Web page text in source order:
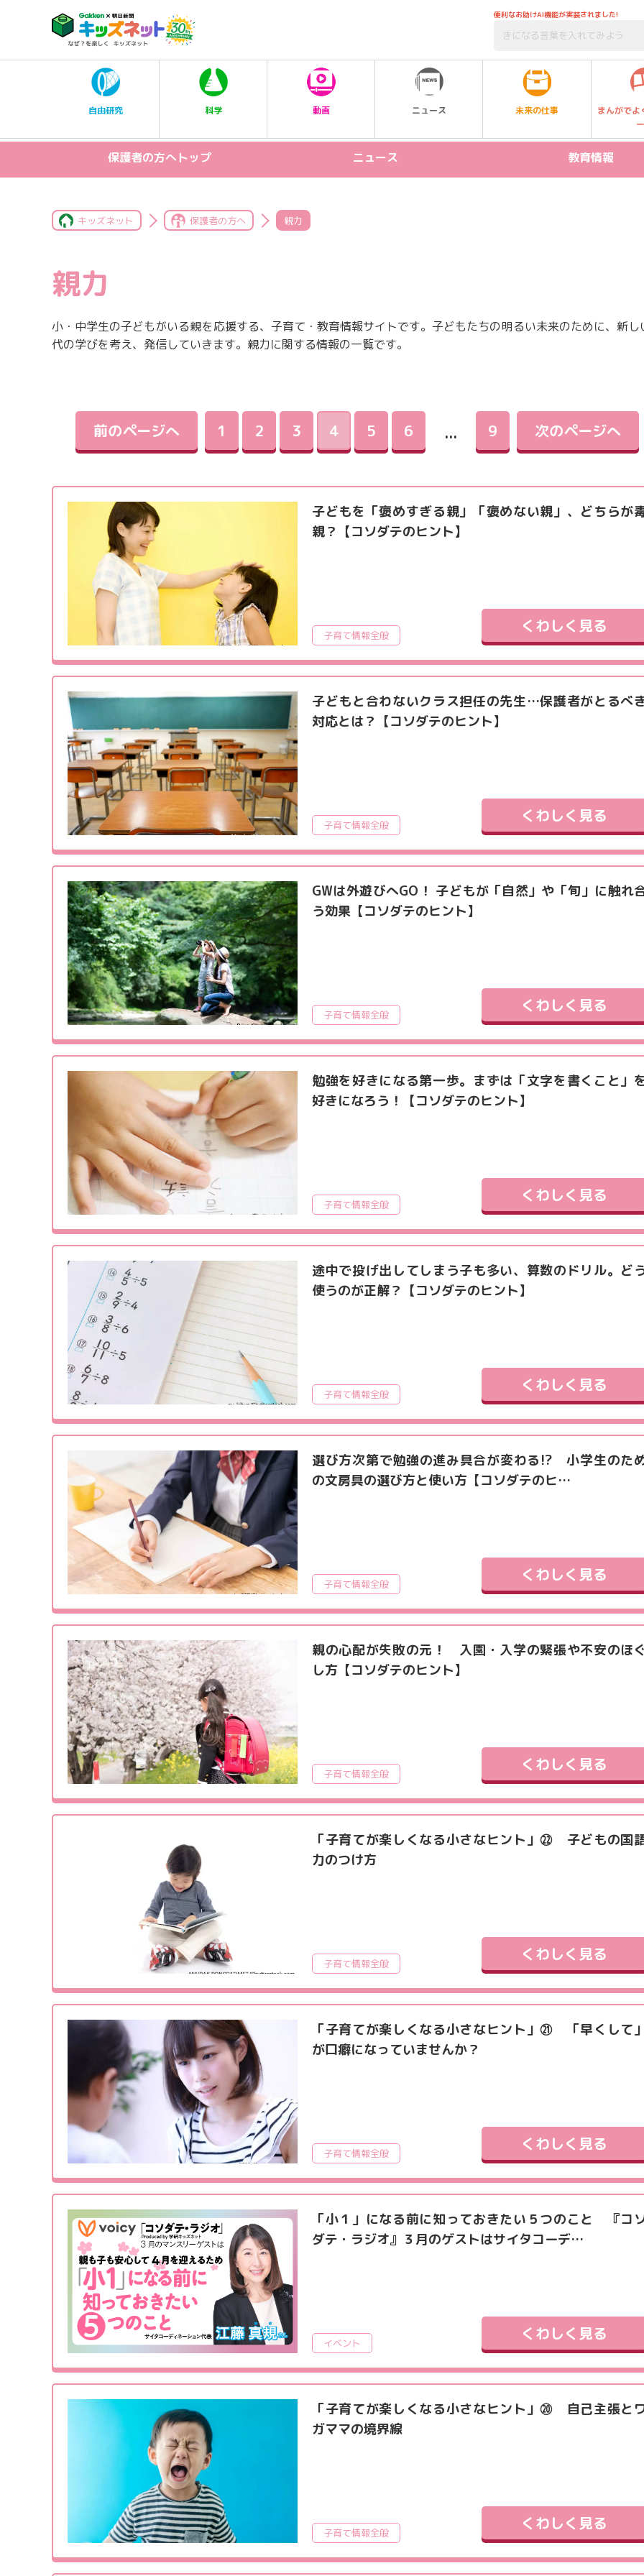
便利なお助けAI機能が実装されました!
自由研究 科学 動画 ニュース 未来の仕事
まんがでよ
保護者の方へトップ ニュース 教育情報
教育情報全般
キッズネット 保護者の方へ 親力
親力
小・中学生の子どもがいる親を応援する、子育て・教育情報サイトです。子どもたちの明るい未来のために、新し
代の学びを考え、発信していきます。親力に関する情報の一覧です。
前のページへ 1 2 3 4 5 6 ... 9 次のページへ
子どもを「褒めすぎる親」「褒めない親」、どちらが
親？【コソダテのヒント】
子育て情報全般 くわしく見る
子どもと合わないクラス担任の先生…保護者がとるべ
対応とは？【コソダテのヒント】
子育て情報全般 くわしく見る
GWは外遊びへGO！ 子どもが「自然」や「旬」に触れ
う効果【コソダテのヒント】
子育て情報全般 くわしく見る
勉強を好きになる第一歩。まずは「文字を書くこと」
好きになろう！【コソダテのヒント】
子育て情報全般 くわしく見る
途中で投げ出してしまう子も多い、算数のドリル。ど
使うのが正解？【コソダテのヒント】
子育て情報全般 くわしく見る
選び方次第で勉強の進み具合が変わる!? 小学生のた
の文房具の選び方と使い方【コソダテのヒ…
子育て情報全般 くわしく見る
親の心配が失敗の元！ 入園・入学の緊張や不安のほ
し方【コソダテのヒント】
子育て情報全般 くわしく見る
「子育てが楽しくなる小さなヒント」㉒ 子どもの国
力のつけ方
子育て情報全般 くわしく見る
「子育てが楽しくなる小さなヒント」㉑ 「早くして
が口癖になっていませんか？
子育て情報全般 くわしく見る
「小１」になる前に知っておきたい５つのこと 『コ
ダテ・ラジオ』３月のゲストはサイタコーデ…
イベント くわしく見る
「子育てが楽しくなる小さなヒント」⑳ 自己主張と
ガママの境界線
子育て情報全般 くわしく見る